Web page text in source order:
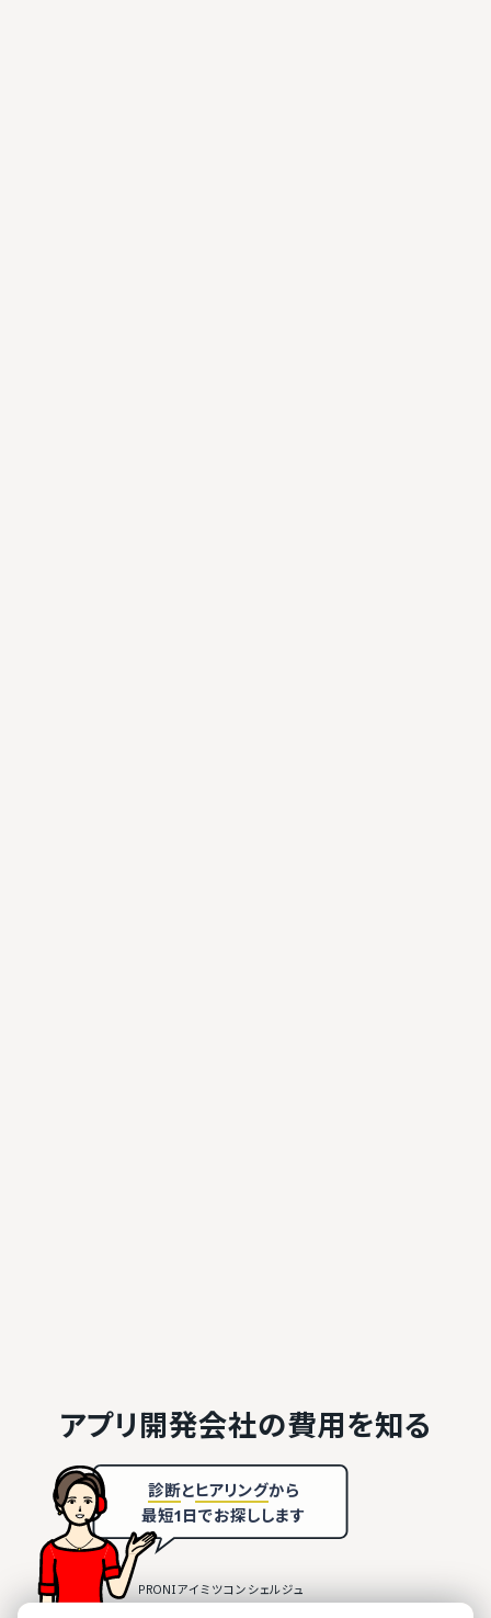
アプリ開発会社の費用を知る
診断とヒアリングから
最短1日でお探しします